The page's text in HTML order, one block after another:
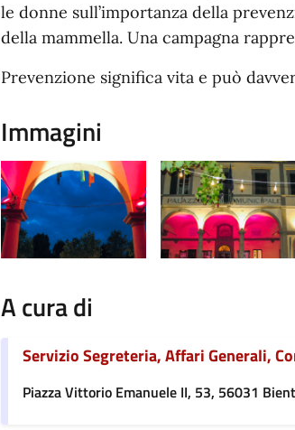
le donne sull’importanza della
della mammella. Una campagna
Prevenzione significa vita e può
Immagini
A cura di
Servizio Segreteria, Affari Generali,
Piazza Vittorio Emanuele II, 53, 56031